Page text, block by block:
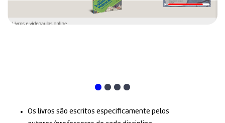
Os livros são escritos especificamente pelos